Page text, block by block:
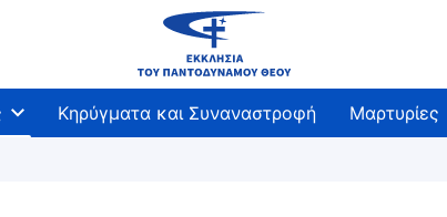
Κηρύγματα και Συναναστροφή Μαρτυρίες